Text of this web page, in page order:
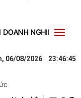
DOANH NGHIỆP Toggle
Lào Cai: Tạm
06/08/2026 23:46:45